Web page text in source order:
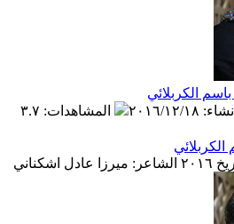
الكربلائي
: ٢٠١٦/١٢/١٨ المشاهدات: ٣.٧
الكربلائي